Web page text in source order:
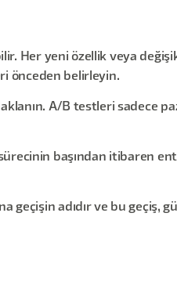
Her yeni özellik veya
önceden belirleyin.
A/B testleri sadece
başından itibaren
geçişin adıdır ve bu geçiş,